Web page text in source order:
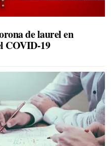
de laurel en
COVID-19